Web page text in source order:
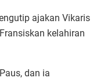
ajakan Vikaris
kelahiran
dan ia